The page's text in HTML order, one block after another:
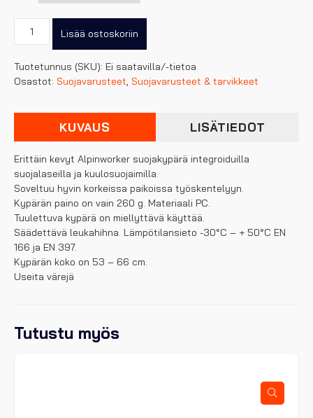
suojakypärä
integroiduilla
suojalaseilla
ja
(kuulosuojaimet
kuvassa)
määrä
Lisää ostoskoriin
Tuotetunnus (SKU): Ei saatavilla/-tietoa
Osastot: Suojavarusteet, Suojavarusteet & tarvikkeet
KUVAUS LISÄTIEDOT
Erittäin kevyt Alpinworker suojakypärä integroiduilla
suojalaseilla ja kuulosuojaimilla.
Soveltuu hyvin korkeissa paikoissa työskentelyyn.
Kypärän paino on vain 260 g. Materiaali PC.
Tuulettuva kypärä on miellyttävä käyttää.
Säädettävä leukahihna. Lämpötilansieto -30°C – + 50°C EN
166 ja EN 397.
Kypärän koko on 53 – 66 cm.
Useita värejä
Tutustu myös